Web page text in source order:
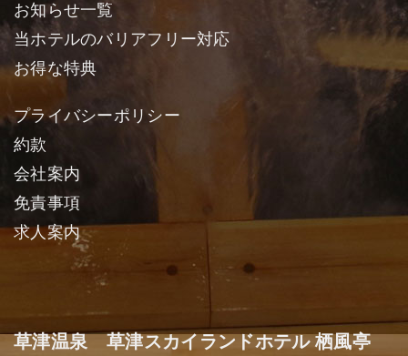
お知らせ一覧
当ホテルのバリアフリー対応
お得な特典
プライバシーポリシー
約款
会社案内
免責事項
求人案内
草津温泉 草津スカイランドホテル 栖風亭